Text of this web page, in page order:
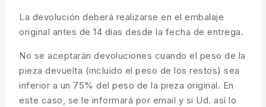
La devolución deberá realizarse en el embalaje
original antes de 14 días desde la fecha de entrega.
No se aceptarán devoluciones cuando el peso de la
pieza devuelta (incluido el peso de los restos) sea
inferior a un 75% del peso de la pieza original. En
este caso, se le informará por email y si Ud. así lo